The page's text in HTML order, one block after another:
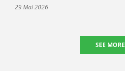
29 Mai 2026
SEE MORE